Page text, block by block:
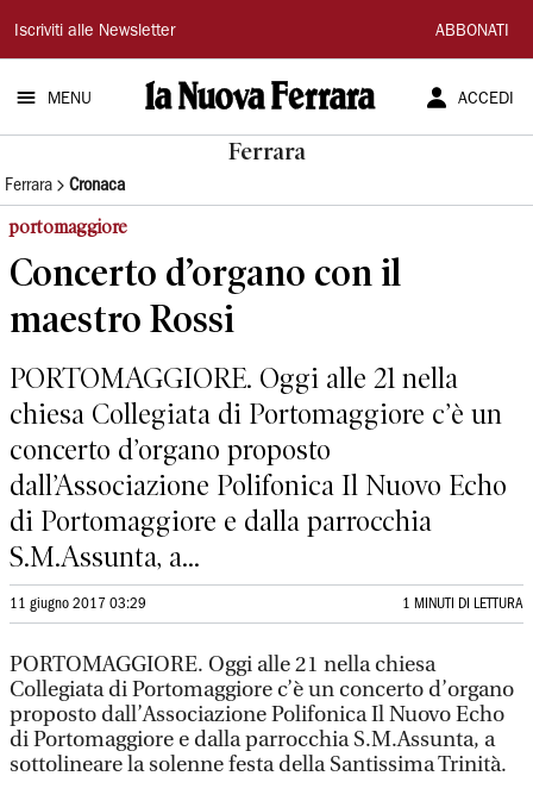
La
Nuova
Ferrara
Iscriviti alle Newsletter ABBONATI
MENU ACCEDI
Ferrara
Ferrara Cronaca
portomaggiore
Concerto d’organo con il
maestro Rossi
PORTOMAGGIORE. Oggi alle 21 nella
chiesa Collegiata di Portomaggiore c’è un
concerto d’organo proposto
dall’Associazione Polifonica Il Nuovo Echo
di Portomaggiore e dalla parrocchia
S.M.Assunta, a...
11 giugno 2017 03:29 1 MINUTI DI LETTURA
PORTOMAGGIORE. Oggi alle 21 nella chiesa
Collegiata di Portomaggiore c’è un concerto d’organo
proposto dall’Associazione Polifonica Il Nuovo Echo
di Portomaggiore e dalla parrocchia S.M.Assunta, a
sottolineare la solenne festa della Santissima Trinità.